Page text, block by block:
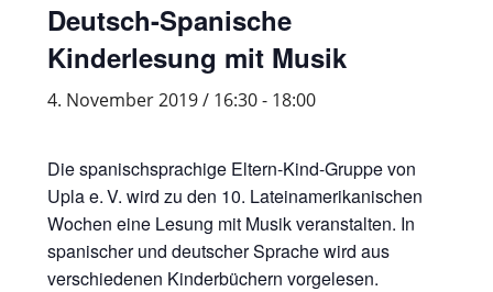
Deutsch-Spanische
Kinderlesung mit Musik
4. November 2019 / 16:30- 18:00
Die spanischsprachige Eltern-Kind-Gruppe von
Upla e. V. wird zu den 10. Lateinamerikanischen
Wochen eine Lesung mit Musik veranstalten. In
spanischer und deutscher Sprache wird aus
verschiedenen Kinderbüchern vorgelesen.